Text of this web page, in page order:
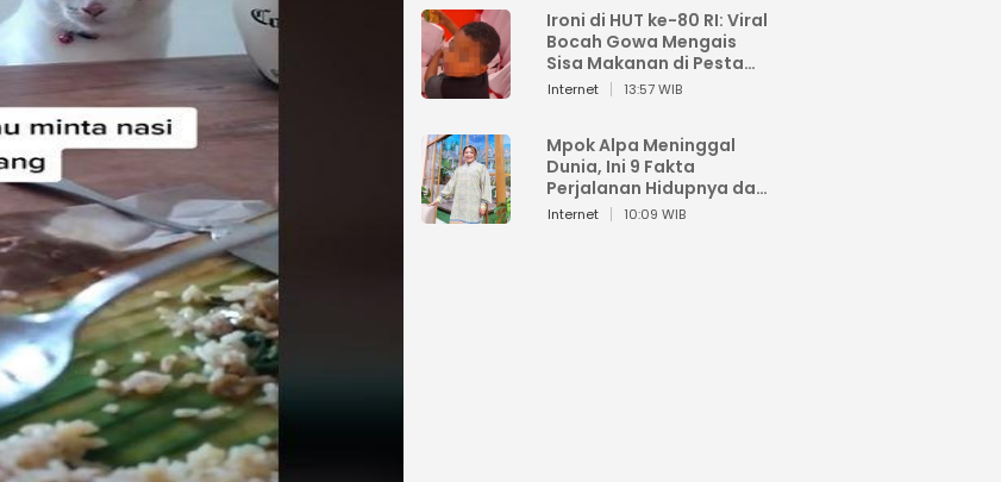
Ironi di HUT ke-80 RI: Viral
Bocah Gowa Mengais
Sisa Makanan di Pesta
Kemerdekaan
Internet 13:57 WIB
Mpok Alpa Meninggal
Dunia, Ini 9 Fakta
Perjalanan Hidupnya dari
Viral hingga Puncak
Internet 10:09 WIB